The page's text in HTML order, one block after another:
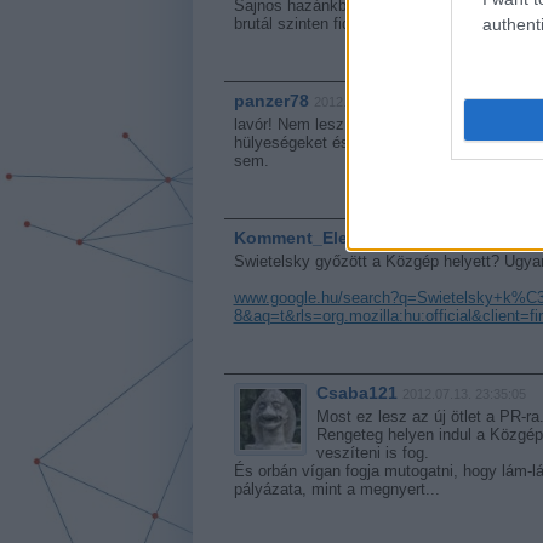
Sajnos hazánkban megvannak a narancs
brutál szinten fideszék, mint a szockók
panzer78
lavór! Nem lesz alvállalkozó, mert a
hülyeségeket és nem igazán ismerik az
sem.
Komment_Elek
Swietelsky győzött a Közgép helyett?
www.google.hu/
Csaba121
Most ez lesz az új ötlet a PR-ra.
Rengeteg helyen indul a
veszíteni is fog.
És orbán vígan fogja mutogatni, hogy
pályázata, mint a megnyert...